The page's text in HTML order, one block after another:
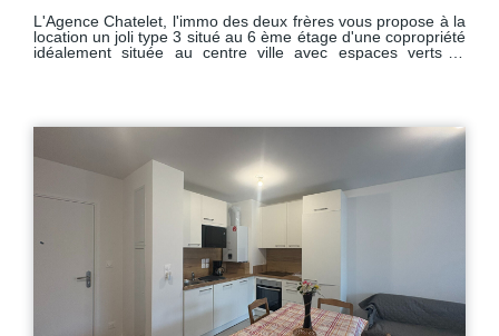
L'Agence Chatelet, l'immo des deux frères vous propose à la
location un joli type 3 situé au 6 ème étage d'une copropriété
idéalement située au centre ville avec espaces verts et
cuisine aménagée et équipée, salon -séjour avec accès au
balcon, deux chambres dont l'une avec accès au balcon, la
seconde avec un placard mural aménagé, salle d'eau et wc
indépendant. La copropriété a fait l'objet de travaux
d'isolation en façade il y a environ 6 ans, d'où un dpe en C.
Une climatisation sera installée sur le mois d'octobre.
Chauffage collectif au sol - Avec comme dépendance une
cave, stationnement non nominatif . Gros plus la copropriété
dispose d'une parking fermé par portail électrique. Vous vous
trouvez à deux pas des commerces, des bus, école
élémentaires , de l'université l Lyon III. Libre de suite